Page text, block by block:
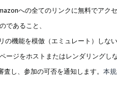
への全てのリンクに無料でアク
であること、
の機能を模倣（エミュレート）しな
ージをホストまたはレンダリングし
し、参加の可否を通知します。 本